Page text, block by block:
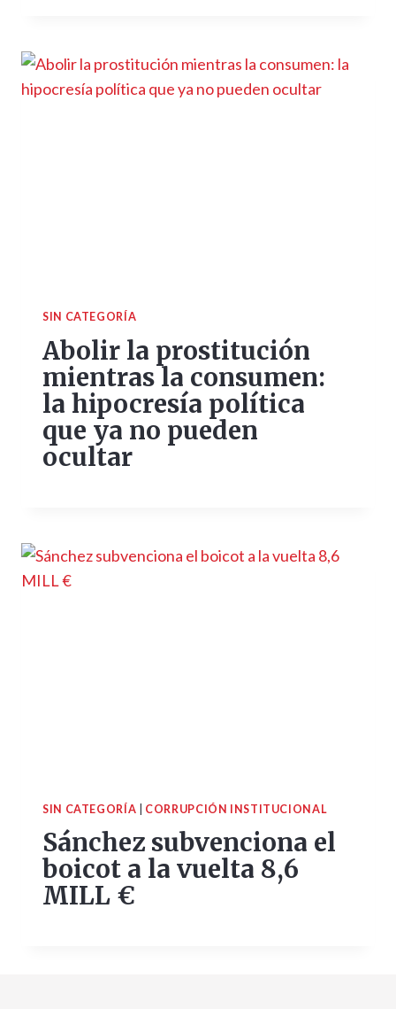
SIN CATEGORÍA
Abolir la prostitución
mientras la consumen:
la hipocresía política
que ya no pueden
ocultar
SIN CATEGORÍA CORRUPCIÓN INSTITUCIONAL
Sánchez subvenciona el
boicot a la vuelta 8,6
MILL €